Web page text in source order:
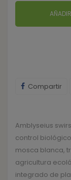
Compartir
Amblyseius
control
mosca blanca,
agricultura
integrado de